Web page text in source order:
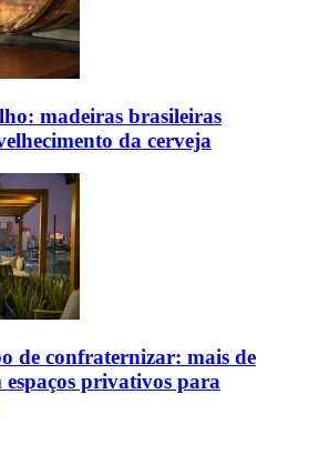
madeiras brasileiras
da cerveja
de confraternizar: mais de
espaços privativos para